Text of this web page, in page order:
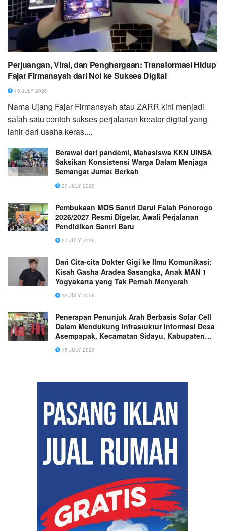
Perjuangan, Viral, dan Penghargaan: Transformasi Hidup
Fajar Firmansyah dari Nol ke Sukses Digital
18 JULY 2026
Nama Ujang Fajar Firmansyah atau ZARR kini menjadi
salah satu contoh sukses perjalanan kreator digital yang
lahir dari usaha keras....
Berawal dari pandemi, Mahasiswa KKN UINSA
Saksikan Konsistensi Warga Dalam Menjaga
Semangat Jumat Berkah
20 JULY 2026
Pembukaan MOS Santri Darul Falah Ponorogo
2026/2027 Resmi Digelar, Awali Perjalanan
Pendidikan Santri Baru
21 JULY 2026
Dari Cita-cita Dokter Gigi ke Ilmu Komunikasi:
Kisah Gasha Aradea Sasangka, Anak MAN 1
Yogyakarta yang Tak Pernah Menyerah
19 JULY 2026
Penerapan Penunjuk Arah Berbasis Solar Cell
Dalam Mendukung Infrastuktur Informasi Desa
Asempapak, Kecamatan Sidayu, Kabupaten
Gresik
15 JULY 2026